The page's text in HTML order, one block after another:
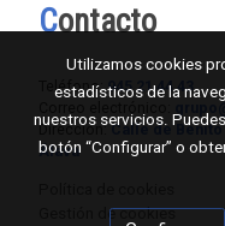
Contacto
Teléfono:945 21 44 43
Dirección:Calle de Benito
Álava
Gestión de cookies
Utilizamos cookies
estadísticos de la
nuestros servicios.
botón “Configurar” o